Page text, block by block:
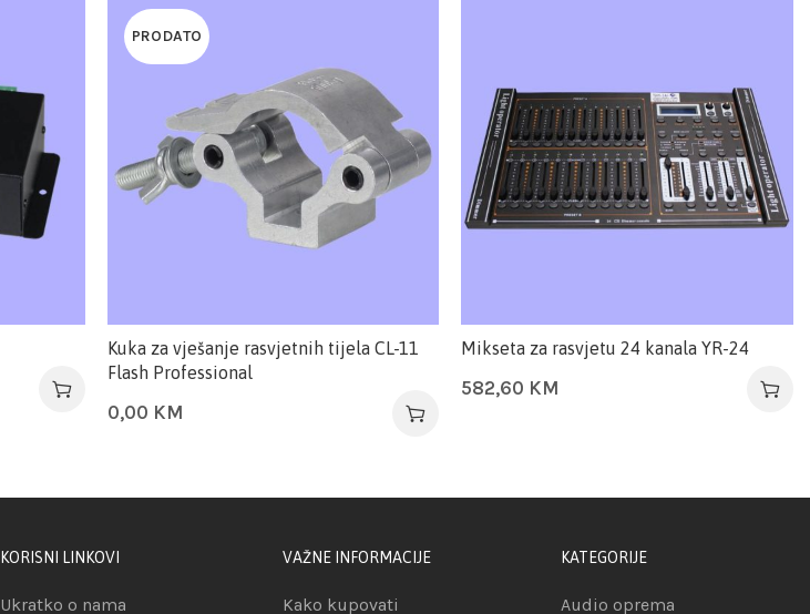
PRODATO
Kuka za vješanje rasvjetnih tijela CL-11
Flash Professional
0,00 KM
Mikseta za rasvjetu 24 kanala YR-24
582,60 KM
KORISNI LINKOVI
Ukratko o nama
VAŽNE INFORMACIJE
Kako kupovati
KATEGORIJE
Audio oprema